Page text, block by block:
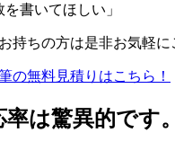
を書いてほしい」
持ちの方は是非お気軽に
の無料見積りはこちら！
は驚異的です。